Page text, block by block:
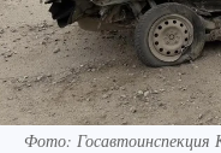
Фото: Госавтоинспекция